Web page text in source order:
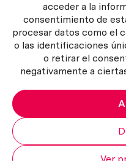
acceder a la
consentimiento de
procesar datos como el
o las identificaciones
o retirar el
negativamente a
Manual
Política del servicio
Copyright ©2026 Curiosum